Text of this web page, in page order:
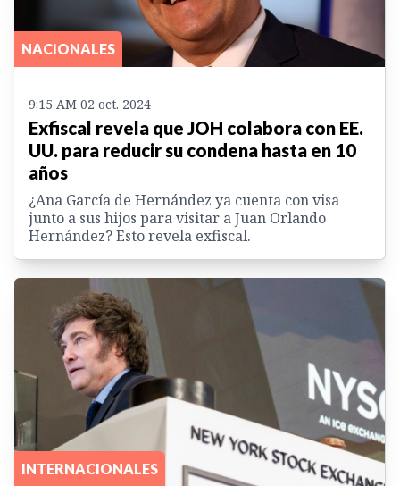
NACIONALES
9:15 AM 02 oct. 2024
Exfiscal revela que JOH colabora con EE.
UU. para reducir su condena hasta en 10
años
¿Ana García de Hernández ya cuenta con visa
junto a sus hijos para visitar a Juan Orlando
Hernández? Esto revela exfiscal.
INTERNACIONALES